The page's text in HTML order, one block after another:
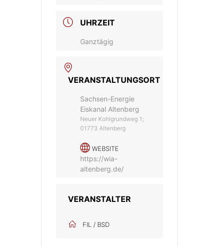
UHRZEIT
Ganztägig
VERANSTALTUNGSORT
Sachsen-Energie
Eiskanal Altenberg
Neuer Kohlgrundweg 1;
01773 Altenberg
WEBSITE
https://wia-
altenberg.de/
VERANSTALTER
FIL / BSD